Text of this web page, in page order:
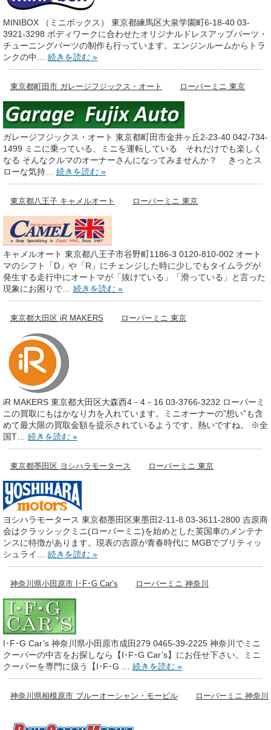
MINIBOX （ミニボックス） 東京都練馬区大泉学園町6-18-40 03-
3921-3298 ボディワークに合わせたオリジナルドレスアップパーツ・
チューニングパーツの制作も行っています。エンジンルームからトラ
ンクの中… 続きを読む »
東京都町田市 ガレージフジックス・オート ローバーミニ 東京
ガレージフジックス・オート 東京都町田市金井ヶ丘2-23-40 042-734-
1499 ミニに乗っている、ミニを運転している それだけでも楽しく
なる そんなクルマのオーナーさんになってみませんか？ きっとス
ローな気持… 続きを読む »
東京都八王子 キャメルオート ローバーミニ 東京
キャメルオート 東京都八王子市谷野町1186-3 0120-810-002 オート
マのシフト「D」や「R」にチェンジした時に少しでもタイムラグが
発生する走行中にオートマが「抜けている」「滑っている」と言った
現象にお困りで… 続きを読む »
東京都大田区 iR MAKERS ローバーミニ 東京
iR MAKERS 東京都大田区大森西4－4－16 03-3766-3232 ローバーミ
ニの買取にもはかなり力を入れています。ミニオーナーの”想い”も含
めて最大限の買取金額を提示されているようです。熱いですね。 ※全
国T… 続きを読む »
東京都墨田区 ヨシハラモータース ローバーミニ 東京
ヨシハラモータース 東京都墨田区東墨田2-11-8 03-3611-2800 吉原商
会はクラッシックミニ(ローバーミニ)を始めとした英国車のメンテナ
ンスに特徴があります。現表の吉原が青春時代に MGBでブリティッ
シュライ… 続きを読む »
神奈川県小田原市 I･F･G Car’s ローバーミニ 神奈川
I･F･G Car’s 神奈川県小田原市成田279 0465-39-2225 神奈川でミニ
クーパーの中古をお探しなら【I･F･G Car’s】にお任せ下さい。ミニ
クーパーを専門に扱う【I･F･G … 続きを読む »
神奈川県相模原市 ブルーオーシャン・モービル ローバーミニ 神奈川